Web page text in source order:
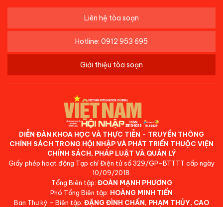
Liên hệ tòa soạn
Hotline: 0912 953 695
Giới thiệu tòa soạn
DIỄN ĐÀN KHOA HỌC VÀ THỰC TIỄN - TRUYỀN THÔNG
CHÍNH SÁCH TRONG HỘI NHẬP VÀ PHÁT TRIỂN THUỘC VIỆN
CHÍNH SÁCH, PHÁP LUẬT VÀ QUẢN LÝ
Giấy phép hoạt động Tạp chí Điện tử số 329/GP-BTTTT cấp ngày
10/09/2018.
Tổng Biên tập: ĐOÀN MẠNH PHƯƠNG
Phó Tổng Biên tập: HOÀNG MINH TIẾN
Ban Thư ký - Biên tập: ĐẶNG ĐÌNH CHẤN, PHẠM THỦY, CAO